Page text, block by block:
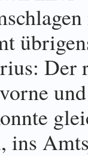
Der
ins